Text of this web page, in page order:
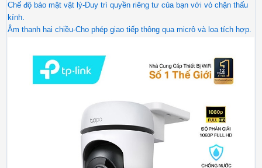
Chế độ bảo mật vật lý-Duy trì quyền riêng tư của bạn với vỏ chặn thấu
kính.
Âm thanh hai chiều-Cho phép giao tiếp thông qua micrô và loa tích hợp.